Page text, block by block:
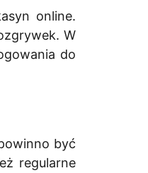
online.
W
do
być
regularne